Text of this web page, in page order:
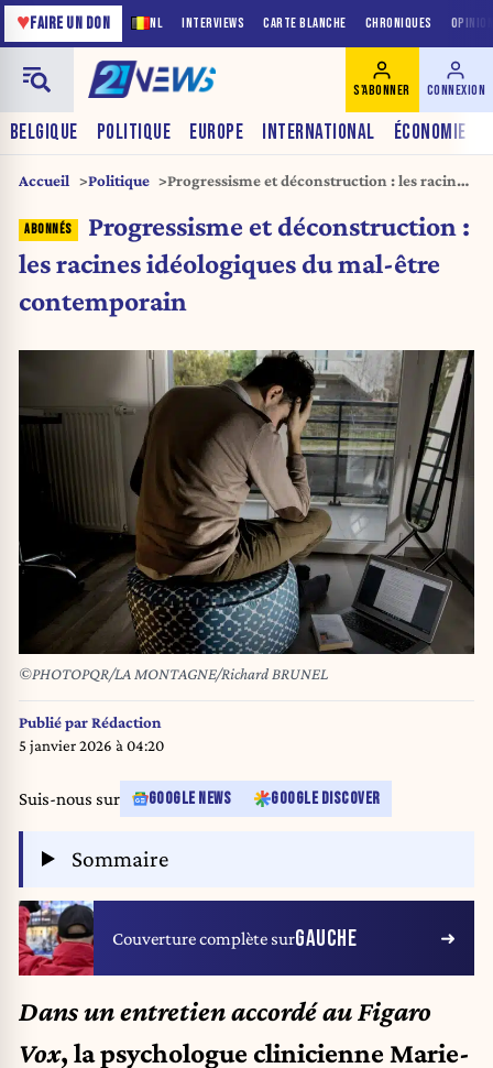
NL INTERVIEWS CARTE BLANCHE CHRONIQUES
♥FAIRE UN DON
BELGIQUE POLITIQUE EUROPE INTERNATIONAL ÉCONOMIE
S'ABONNER CONNEXION
Accueil Politique
Progressisme et déconstruction : les racines
Progressisme et déconstruction :
les racines idéologiques du mal-être
contemporain
©PHOTOPQR/LA MONTAGNE/Richard BRUNEL
Publié parRédaction
5 janvier 2026 à 04:20
Suis-nous sur GOOGLE NEWS GOOGLE DISCOVER
Sommaire
Couverture complète surGAUCHE
Dans un entretien accordé au Figaro
Vox, la psychologue clinicienne Marie-